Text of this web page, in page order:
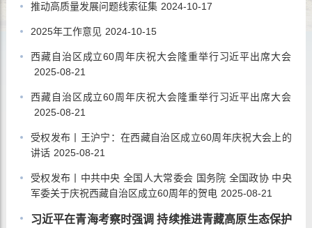
推动高质量发展问题线索征集 2024-10-17
2025年工作意见 2024-10-15
西藏自治区成立60周年庆祝大会隆重举行习近平出席大会
2025-08-21
西藏自治区成立60周年庆祝大会隆重举行习近平出席大会
2025-08-21
受权发布丨王沪宁：在西藏自治区成立60周年庆祝大会上的
讲话 2025-08-21
受权发布丨中共中央 全国人大常委会 国务院 全国政协 中央
军委关于庆祝西藏自治区成立60周年的贺电 2025-08-21
习近平在青海考察时强调 持续推进青藏高原生态保护